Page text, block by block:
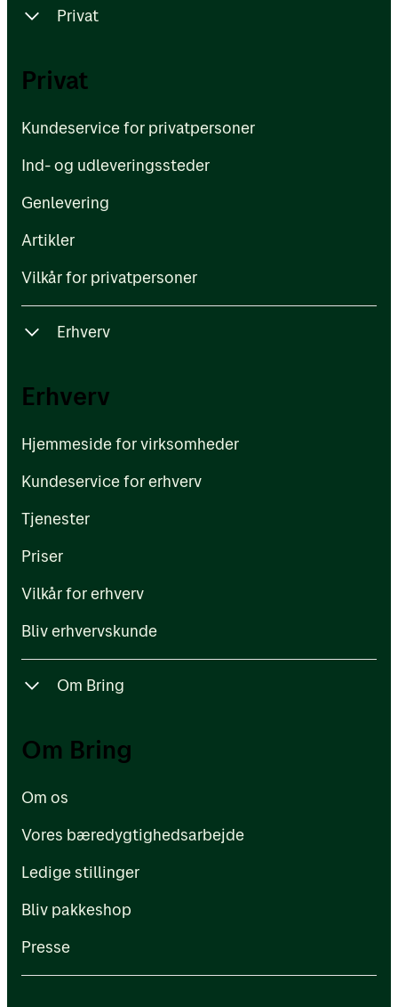
Privat
Kundeservice for privatpersoner
Privat
Kundeservice for privatpersoner
Ind- og udleveringssteder
Genlevering
Artikler
Vilkår for privatpersoner
Erhverv
Erhverv
Hjemmeside for virksomheder
Kundeservice for erhverv
Tjenester
Priser
Vilkår for erhverv
Bliv erhvervskunde
Om Bring
Om os
Om Bring
Om os
Vores bæredygtighedsarbejde
Ledige stillinger
Bliv pakkeshop
Presse